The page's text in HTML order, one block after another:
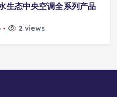
态中央空调全系列产品
2 views